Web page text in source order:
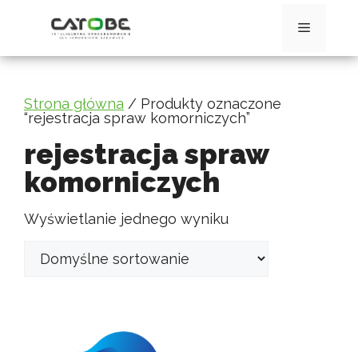
Menu
Strona główna / Produkty oznaczone
“rejestracja spraw komorniczych”
rejestracja spraw
komorniczych
Wyświetlanie jednego wyniku